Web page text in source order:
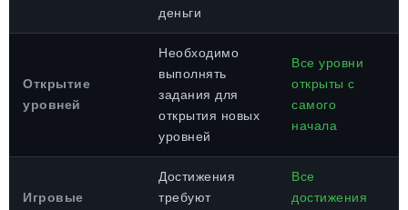
деньги
Открытие
уровней
Необходимо
выполнять
задания для
открытия новых
уровней
Все уровни
открыты с
самого
начала
Игровые
Достижения
требуют
Все
достижения